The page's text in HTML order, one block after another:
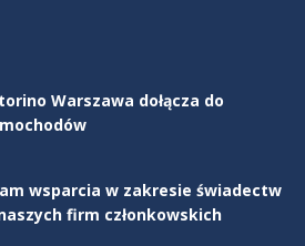
Warszawa dołącza do
wsparcia w zakresie świadectw
firm członkowskich